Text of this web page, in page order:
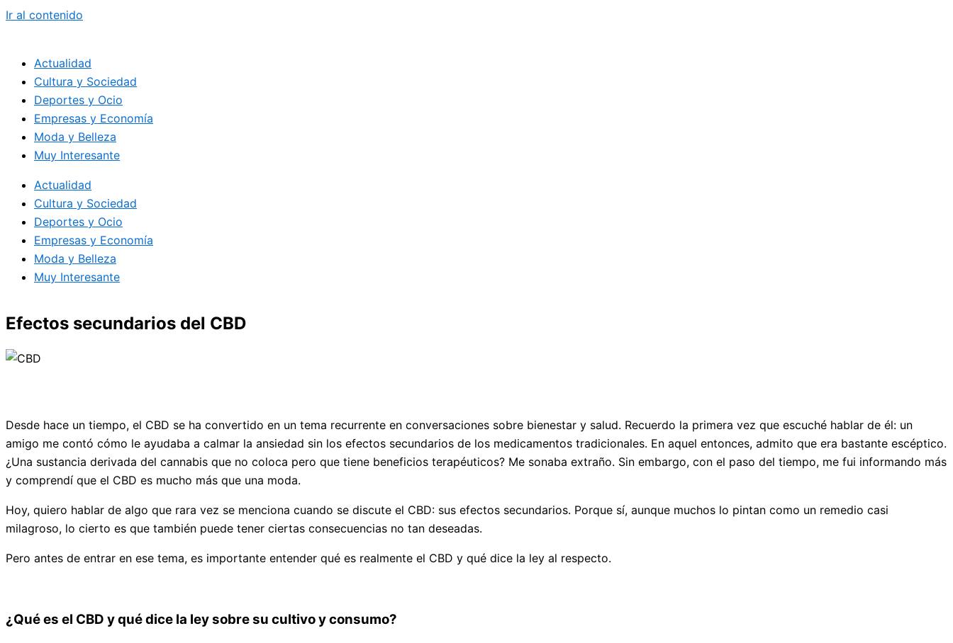
Ir al contenido
Actualidad
Cultura y Sociedad
Deportes y Ocio
Empresas y Economía
Moda y Belleza
Muy Interesante
Actualidad
Cultura y Sociedad
Deportes y Ocio
Empresas y Economía
Moda y Belleza
Muy Interesante
Efectos secundarios del CBD
Desde hace un tiempo, el CBD se ha convertido en un tema recurrente en conversaciones sobre bienestar y salud. Recuerdo la primera vez que escuché hablar de él: un
amigo me contó cómo le ayudaba a calmar la ansiedad sin los efectos secundarios de los medicamentos tradicionales. En aquel entonces, admito que era bastante escéptico.
¿Una sustancia derivada del cannabis que no coloca pero que tiene beneficios terapéuticos? Me sonaba extraño. Sin embargo, con el paso del tiempo, me fui informando más
y comprendí que el CBD es mucho más que una moda.
Hoy, quiero hablar de algo que rara vez se menciona cuando se discute el CBD: sus efectos secundarios. Porque sí, aunque muchos lo pintan como un remedio casi
milagroso, lo cierto es que también puede tener ciertas consecuencias no tan deseadas.
Pero antes de entrar en ese tema, es importante entender qué es realmente el CBD y qué dice la ley al respecto.
¿Qué es el CBD y qué dice la ley sobre su cultivo y consumo?